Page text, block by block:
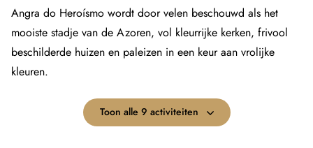
Angra do Heroísmo wordt door velen beschouwd als het
mooiste stadje van de Azoren, vol kleurrijke kerken, frivool
beschilderde huizen en paleizen in een keur aan vrolijke
kleuren.
Toon alle 9 activiteiten